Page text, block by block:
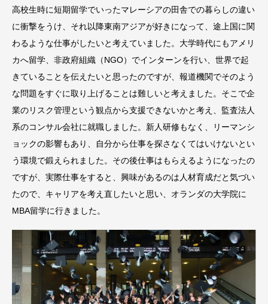
高校生時に短期留学でいったマレーシアの田舎での暮らしの違い
に衝撃をうけ、それ以降東南アジアが好きになって、途上国に関
わるような仕事がしたいと考えていました。大学時代にもアメリ
カへ留学、非政府組織（NGO）でインターンを行い、世界で起
きていることを伝えたいと思ったのですが、報道機関でそのよう
な問題をすぐに取り上げることは難しいと考えました。そこで企
業のリスク管理という観点から支援できないかと考え、監査法人
系のコンサル会社に就職しました。新人研修もなく、リーマンシ
ョックの影響もあり、自分から仕事を探さなくてはいけないとい
う環境で鍛えられました。その後仕事はもらえるようになったの
ですが、実際仕事をすると、興味があるのは人材育成だと気づい
たので、キャリアを考え直したいと思い、オランダの大学院に
MBA留学に行きました。